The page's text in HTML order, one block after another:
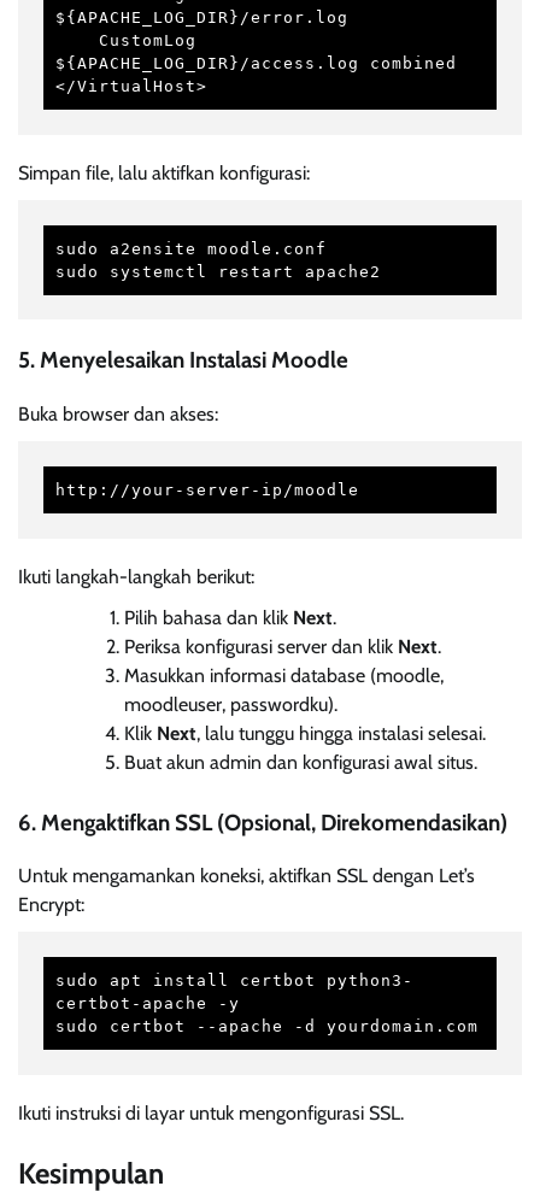
${APACHE_LOG_DIR}/error.log
${APACHE_LOG_DIR}/access.log combined
</VirtualHost>
Simpan file, lalu aktifkan konfigurasi:
sudo a2ensite moodle.conf
sudo systemctl restart apache2
5. Menyelesaikan Instalasi Moodle
Buka browser dan akses:
http://your-server-ip/moodle
Ikuti langkah-langkah berikut:
Pilih bahasa dan klik Next.
Periksa konfigurasi server dan klik Next.
Masukkan informasi database (moodle,
moodleuser, passwordku).
Klik Next, lalu tunggu hingga instalasi selesai.
Buat akun admin dan konfigurasi awal situs.
6. Mengaktifkan SSL (Opsional, Direkomendasikan)
Untuk mengamankan koneksi, aktifkan SSL dengan Let’s
Encrypt:
sudo apt install certbot python3-
certbot-apache -y
sudo certbot --apache -d yourdomain.com
Ikuti instruksi di layar untuk mengonfigurasi SSL.
Kesimpulan